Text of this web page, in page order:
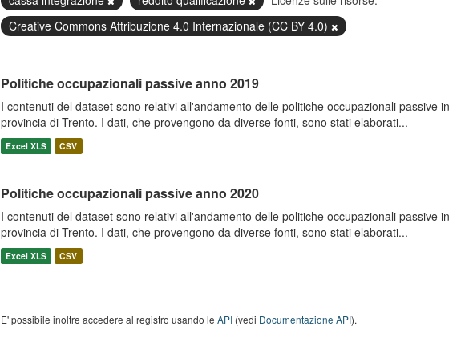
Creative Commons Attribuzione 4.0 Internazionale (CC BY 4.0)
Politiche occupazionali passive anno 2019
I contenuti del dataset sono relativi all'andamento delle politiche occupazionali passive in
provincia di Trento. I dati, che provengono da diverse fonti, sono stati elaborati...
Excel XLS CSV
Politiche occupazionali passive anno 2020
I contenuti del dataset sono relativi all'andamento delle politiche occupazionali passive in
provincia di Trento. I dati, che provengono da diverse fonti, sono stati elaborati...
Excel XLS CSV
E' possibile inoltre accedere al registro usando le API(vedi Documentazione API).